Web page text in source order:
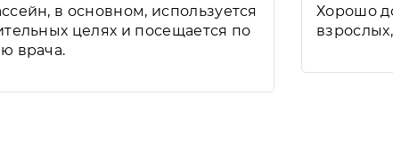
в основном, используется
целях и посещается по
врача.
Хорошо